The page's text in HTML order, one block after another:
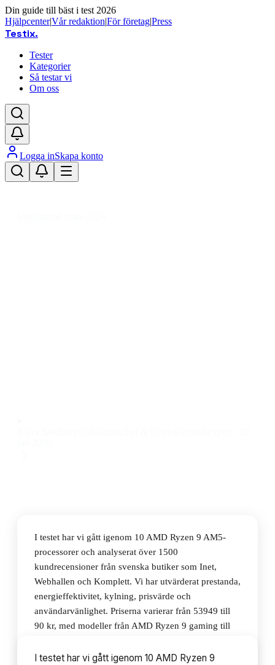
Din guide till bäst i test 2026
Hjälpcenter|Vår redaktion|För företag|Press
Testix.
Tester
Kategorier
Så testar vi
Om oss
Logga inSkapa konto
I testet har vi gått igenom 10 AMD Ryzen 9 AM5-
processorer och analyserat över 1500
kundrecensioner från svenska butiker som Inet,
Webhallen och Komplett. Vi har utvärderat prestanda,
energieffektivitet, kylning, prisvärde och
användarvänlighet. Priserna varierar från 53949 till
90 kr, med modeller från AMD Ryzen 9 gaming till
I testet har vi gått igenom 10 AMD Ryzen 9